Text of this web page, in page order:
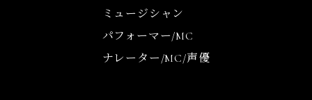
ミュージシャン
パフォーマー/MC
ナレーター/MC/声優